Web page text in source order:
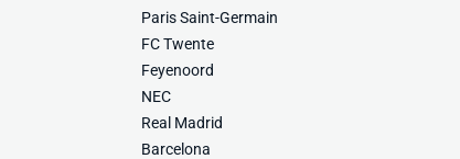
Paris Saint-Germain
FC Twente
Feyenoord
NEC
Real Madrid
Barcelona